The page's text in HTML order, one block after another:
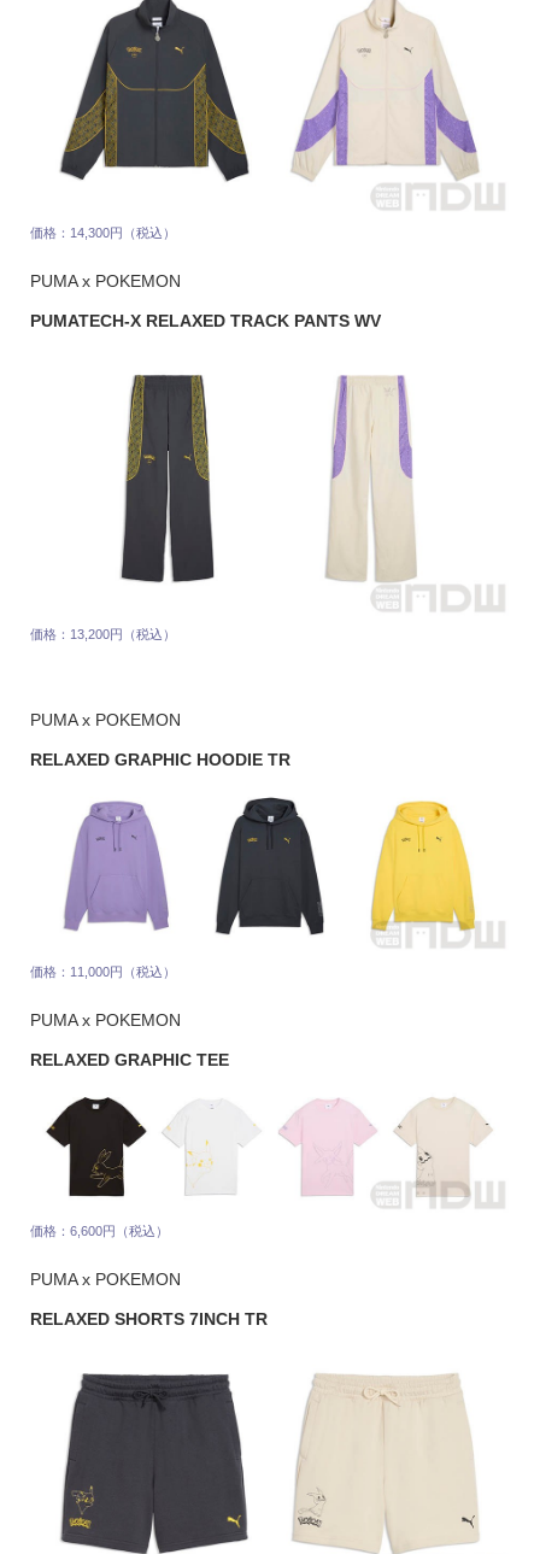
価格：14,300円（税込）
PUMA x POKEMON
PUMATECH-X RELAXED TRACK PANTS WV
価格：13,200円（税込）
PUMA x POKEMON
RELAXED GRAPHIC HOODIE TR
価格：11,000円（税込）
PUMA x POKEMON
RELAXED GRAPHIC TEE
価格：6,600円（税込）
PUMA x POKEMON
RELAXED SHORTS 7INCH TR